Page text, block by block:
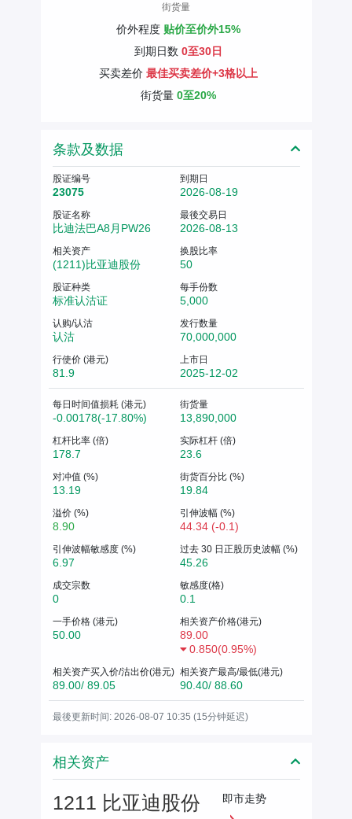
街货量
价外程度 贴价至价外15%
到期日数 0至30日
买卖差价 最佳买卖差价+3格以上
街货量 0至20%
条款及数据
股证编号
23075
到期日
2026-08-19
股证名称
比迪法巴A8月PW26
最後交易日
2026-08-13
相关资产
(1211)比亚迪股份
换股比率
50
股证种类
标准认沽证
每手份数
5,000
认购/认沽
认沽
发行数量
70,000,000
行使价 (港元)
81.9
上市日
2025-12-02
每日时间值损耗 (港元)
-0.00178(-17.80%)
街货量
13,890,000
杠杆比率 (倍)
178.7
实际杠杆 (倍)
23.6
对冲值 (%)
13.19
街货百分比 (%)
19.84
溢价 (%)
8.90
引伸波幅 (%)
44.34 (-0.1)
引伸波幅敏感度 (%)
6.97
过去 30 日正股历史波幅 (%)
45.26
成交宗数
0
敏感度(格)
0.1
一手价格 (港元)
50.00
相关资产价格(港元)
89.00
0.850(0.95%)
相关资产买入价/沽出价(港元)
89.00/ 89.05
相关资产最高/最低(港元)
90.40/ 88.60
最後更新时间: 2026-08-07 10:35 (15分钟延迟)
相关资产
1211 比亚迪股份 即市走势